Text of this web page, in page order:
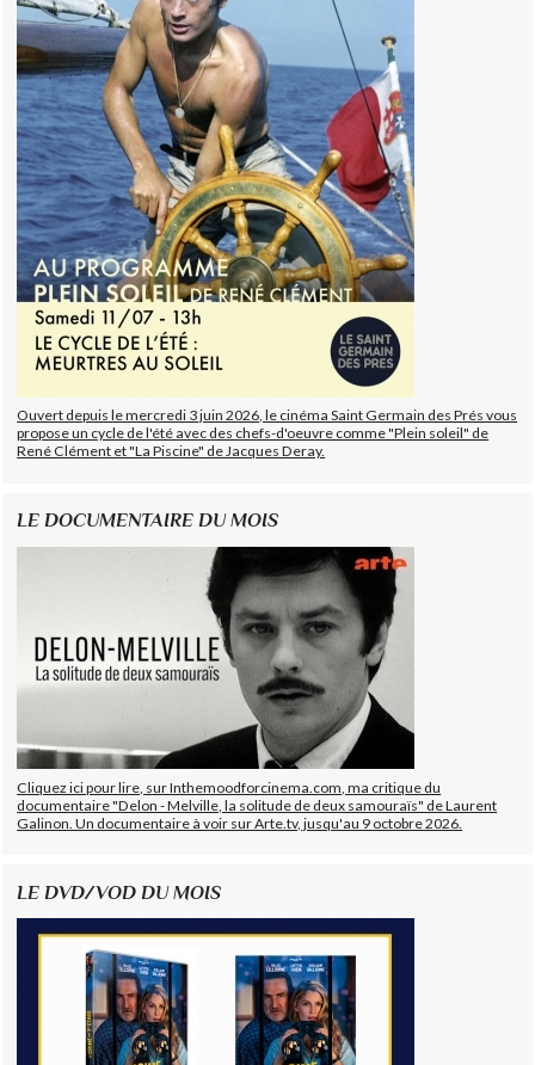
Ouvert depuis le mercredi 3 juin 2026, le cinéma Saint Germain des Prés vous
propose un cycle de l'été avec des chefs-d'oeuvre comme "Plein soleil" de
René Clément et "La Piscine" de Jacques Deray.
LE DOCUMENTAIRE DU MOIS
Cliquez ici pour lire, sur Inthemoodforcinema.com, ma critique du
documentaire "Delon - Melville, la solitude de deux samouraïs" de Laurent
Galinon. Un documentaire à voir sur Arte.tv, jusqu'au 9 octobre 2026.
LE DVD/VOD DU MOIS